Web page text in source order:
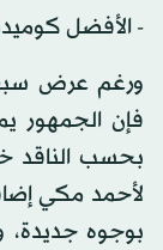
- الأفضل
ورغم عرض
فإن الجمهور
بحسب الناقد
لأحمد مكي
بوجوه جديدة،